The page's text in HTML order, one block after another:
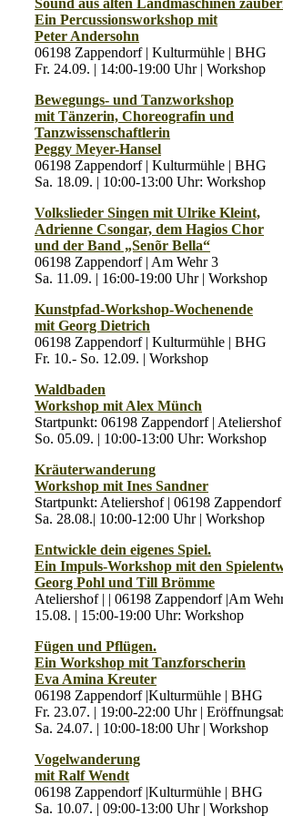
Sound aus alten Landmaschinen
Ein Percussionsworkshop mit
Peter Andersohn
06198 Zappendorf | Kulturmühle | BHG
Fr. 24.09. | 14:00-19:00 Uhr | Workshop
Bewegungs- und Tanzworkshop
mit Tänzerin, Choreografin und
Tanzwissenschaftlerin
Peggy Meyer-Hansel
06198 Zappendorf | Kulturmühle | BHG
Sa. 18.09. | 10:00-13:00 Uhr: Workshop
Volkslieder Singen mit Ulrike Kleint,
Adrienne Csongar, dem Hagios Chor
und der Band „Senõr Bella“
06198 Zappendorf | Am Wehr 3
Sa. 11.09. | 16:00-19:00 Uhr | Workshop
Kunstpfad-Workshop-Wochenende
mit Georg Dietrich
06198 Zappendorf | Kulturmühle | BHG
Fr. 10.- So. 12.09. | Workshop
Waldbaden
Workshop mit Alex Münch
Startpunkt: 06198 Zappendorf |
So. 05.09. | 10:00-13:00 Uhr: Workshop
Kräuterwanderung
Workshop mit Ines Sandner
Startpunkt: Ateliershof | 06198
Sa. 28.08.| 10:00-12:00 Uhr | Workshop
Entwickle dein eigenes Spiel.
Ein Impuls-Workshop mit den
Georg Pohl und Till Brömme
Ateliershof | | 06198 Zappendorf |Am
15.08. | 15:00-19:00 Uhr: Workshop
Fügen und Pflügen.
Ein Workshop mit Tanzforscherin
Eva Amina Kreuter
06198 Zappendorf |Kulturmühle | BHG
Fr. 23.07. | 19:00-22:00 Uhr |
Sa. 24.07. | 10:00-18:00 Uhr | Workshop
Vogelwanderung
mit Ralf Wendt
06198 Zappendorf |Kulturmühle | BHG
Sa. 10.07. | 09:00-13:00 Uhr | Workshop